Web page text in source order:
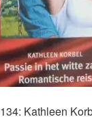
Kathleen